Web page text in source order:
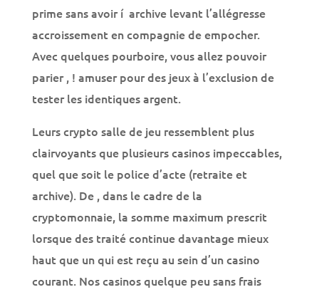
prime sans avoir í archive levant l’allégresse
accroissement en compagnie de empocher.
Avec quelques pourboire, vous allez pouvoir
parier , ! amuser pour des jeux à l’exclusion de
tester les identiques argent.
Leurs crypto salle de jeu ressemblent plus
clairvoyants que plusieurs casinos impeccables,
quel que soit le police d’acte (retraite et
archive). De , dans le cadre de la
cryptomonnaie, la somme maximum prescrit
lorsque des traité continue davantage mieux
haut que un qui est reçu au sein d’un casino
courant. Nos casinos quelque peu sans frais